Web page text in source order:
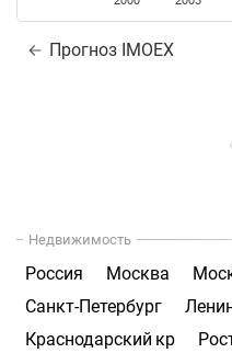
Прогноз IMOEX
Недвижимость
Россия Москва
Санкт-Петербург
Краснодарский кр